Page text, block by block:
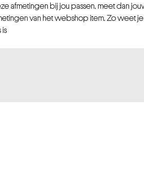
afmetingen bij jou passen, meet dan
van het webshop item. Zo weet